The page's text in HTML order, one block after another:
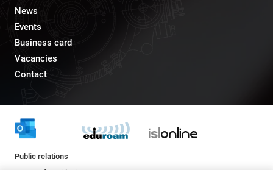
News
Events
Business card
Vacancies
Contact
Public relations
pr@fs.uni-lj.si